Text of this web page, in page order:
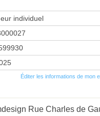
individuel
Éditer les informations de mon
Rue Charles de